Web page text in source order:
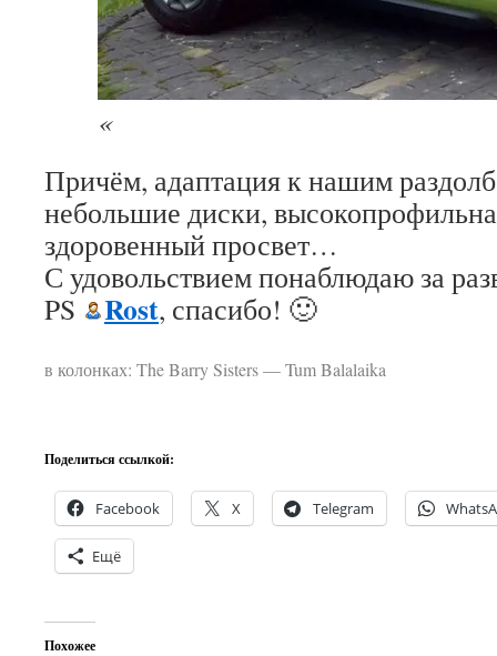
«
Причём, адаптация к нашим
небольшие диски,
здоровенный просвет…
С удовольствием понаблюдаю за
PS
Rost, спасибо! 🙂
в колонках: The Barry Sisters — Tum Balalaika
Поделиться ссылкой:
Facebook X Telegram
Ещё
Похожее